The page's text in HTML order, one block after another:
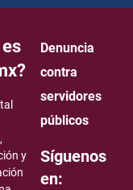
map in website
y
Denuncia
contra
servidores
públicos
Síguenos
en: